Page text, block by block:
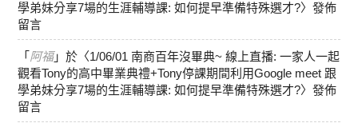
學弟妹分享7場的生涯輔導課: 如何提早準備特殊選才?〉發佈
留言
「 阿福」於〈1/06/01 南商百年沒畢典~ 線上直播: 一家人一起
觀看Tony的高中畢業典禮+Tony停課期間利用Google meet 跟
學弟妹分享7場的生涯輔導課: 如何提早準備特殊選才?〉發佈
留言